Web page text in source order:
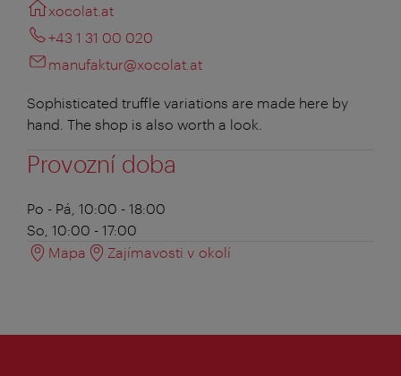
xocolat.at
+43 1 31 00 020
manufaktur@xocolat.at
Sophisticated truffle variations are made here by
hand. The shop is also worth a look.
Provozní doba
Po - Pá, 10:00 - 18:00
So, 10:00 - 17:00
Mapa
Zajímavosti v okolí